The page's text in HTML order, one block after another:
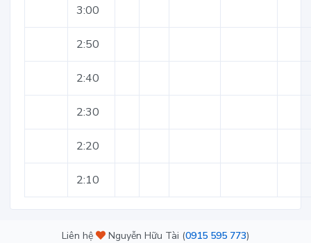
3:00
2:50
2:40
2:30
2:20
2:10
Liên hệ Nguyễn Hữu Tài (0915 595 773)